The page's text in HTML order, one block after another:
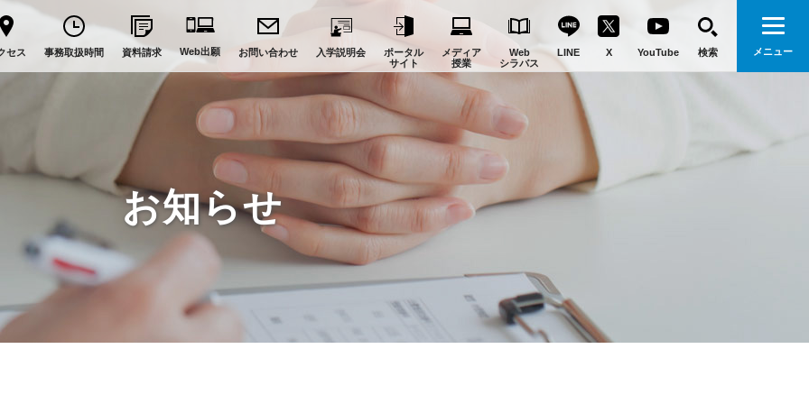
セス 事務取扱時間 資料請求 Web出願 お問い合わせ 入学説明会
ポータル
サイト
メディア
授業
Web
シラバス
LINE X YouTube 検索 メニュー
お知らせ